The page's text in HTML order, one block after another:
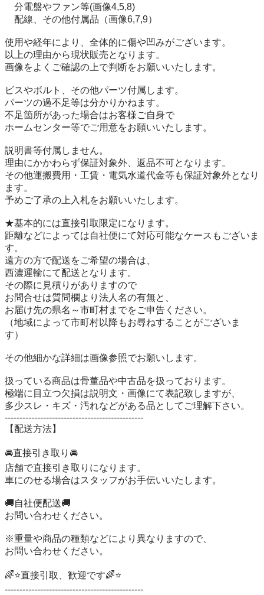
分電盤やファン等(画像4,5,8)
配線、その他付属品（画像6,7,9）
使用や経年により、全体的に傷や凹みがございます。
以上の理由から現状販売となります。
画像をよくご確認の上で判断をお願いいたします。
ビスやボルト、その他パーツ付属します。
パーツの過不足等は分かりかねます。
不足箇所があった場合はお客様ご自身で
ホームセンター等でご用意をお願いいたします。
説明書等付属しません。
理由にかかわらず保証対象外、返品不可となります。
その他運搬費用・工賃・電気水道代金等も保証対象外となり
ます。
予めご了承の上入札をお願いいたします。
★基本的には直接引取限定になります。
距離などによっては自社便にて対応可能なケースもございま
す。
遠方の方で配送をご希望の場合は、
西濃運輸にて配送となります。
その際に見積りがありますので
お問合せは質問欄より法人名の有無と、
お届け先の県名～市町村までをご申告ください。
（地域によって市町村以降もお尋ねすることがございま
す）
その他細かな詳細は画像参照でお願いします。
扱っている商品は骨董品や中古品を扱っております。
極端に目立つ欠損は説明文・画像にて表記致しますが、
多少スレ・キズ・汚れなどがある品としてご理解下さい。
-----------------------------------------------
【配送方法】
🚘直接引き取り🚘
店舗で直接引き取りになります。
車にのせる場合はスタッフがお手伝いいたします。
🚚自社便配送🚚
お問い合わせください。
※重量や商品の種類などにより異なりますので、
お問い合わせください。
🌈⭐直接引取、歓迎です🌈⭐
-----------------------------------------------